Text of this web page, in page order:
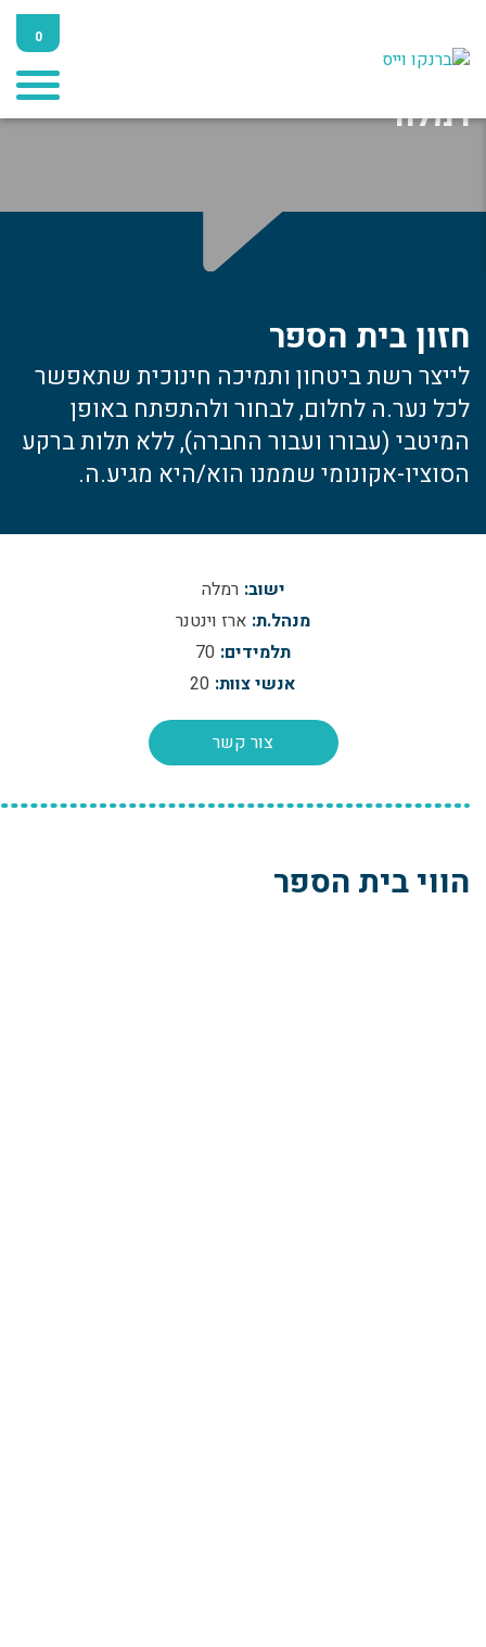
0
בתי הספר שלנו
רמלה
חזון בית הספר
לייצר רשת ביטחון ותמיכה חינוכית שתאפשר
לכל נער.ה לחלום, לבחור ולהתפתח באופן
המיטבי (עבורו ועבור החברה), ללא תלות ברקע
הסוציו-אקונומי שממנו הוא/היא מגיע.ה.
ישוב: רמלה
מנהל.ת: ארז וינטנר
תלמידים: 70
אנשי צוות: 20
צור קשר
הווי בית הספר